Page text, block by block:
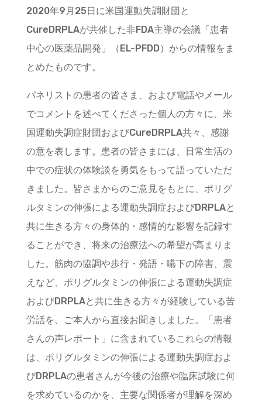
2020年9月25日に米国運動失調財団と
CureDRPLAが共催した非FDA主導の会議「患者
中心の医薬品開発」（EL-PFDD）からの情報をま
とめたものです。
パネリストの患者の皆さま、および電話やメール
でコメントを述べてくださった個人の方々に、米
国運動失調症財団およびCureDRPLA共々、感謝
の意を表します。患者の皆さまには、日常生活の
中での症状の体験談を勇気をもって語っていただ
きました。皆さまからのご意見をもとに、ポリグ
ルタミンの伸張による運動失調症およびDRPLAと
共に生きる方々の身体的・感情的な影響を記録す
ることができ、将来の治療法への希望が高まりま
した。筋肉の協調や歩行・発語・嚥下の障害、震
えなど、ポリグルタミンの伸張による運動失調症
およびDRPLAと共に生きる方々が経験している苦
労話を、ご本人から直接お聞きしました。「患者
さんの声レポート」に含まれているこれらの情報
は、ポリグルタミンの伸張による運動失調症およ
びDRPLAの患者さんが今後の治療や臨床試験に何
を求めているのかを、主要な関係者が理解を深め